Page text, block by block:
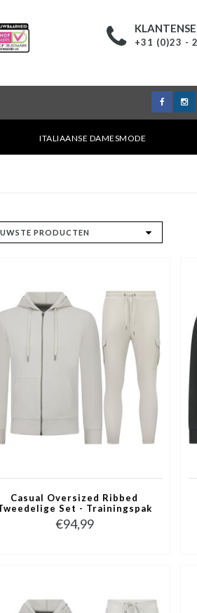
+31 (0)23 -
ITALIAANSE DAMESMODE
Casual Oversized Ribbed
Set - Trainingspak
Heren - Joggingpak Heren
Volwassenen - 7920- Beige
€94,99